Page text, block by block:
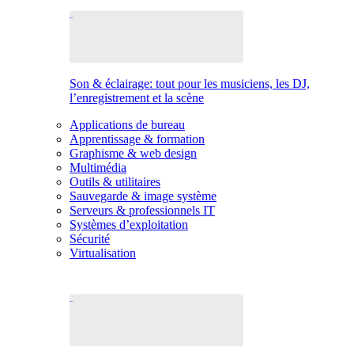
Son & éclairage: tout pour les musiciens, les DJ,
l’enregistrement et la scène
Applications de bureau
Apprentissage & formation
Graphisme & web design
Multimédia
Outils & utilitaires
Sauvegarde & image système
Serveurs & professionnels IT
Systèmes d’exploitation
Sécurité
Virtualisation